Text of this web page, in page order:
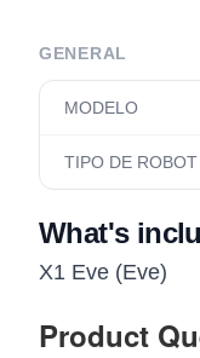
GENERAL
MODELO
TIPO DE ROBOT
What's
X1 Eve (Eve)
Product